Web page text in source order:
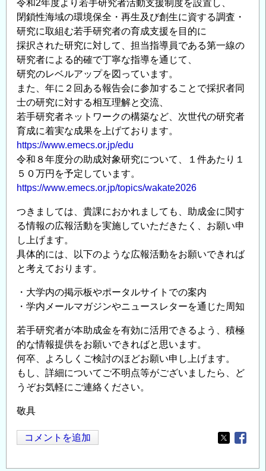
令和2年度より若手研究者活動支援制度を設置し、
閉鎖性海域の環境保全・再生及び創生に資する調査・
研究に取組む若手研究者の育成支援を目的に
採択された研究に対して、担当指導員である第一線の
研究者による的確で丁寧な指導を通じて、
研究のレベルアップを図っています。
また、年に２回ある報告会に参加することで採択者同
士の研究に対する相互理解と交流、
若手研究者ネットワークの構築など、次世代の研究者
育成に着実な成果を上げております。
https://www.emecs.or.jp/edu
令和８年度分の助成対象研究について、１件あたり１
５０万円を予定しています。
https://www.emecs.or.jp/topics/wakate2026
つきましては、貴課におかれましても、助成金に関す
る情報の広報活動を実施していただきたく、お願い申
し上げます。
具体的には、以下のような広報活動をお願いできれば
と考えております。
・大学内の掲示板やポータルサイトでの案内
・学内メールマガジンやニュースレターを通じた周知
若手研究者が本助成金を有効に活用できるよう、積極
的な情報提供をお願いできればと思います。
何卒、よろしくご検討のほどお願い申し上げます。
もし、詳細についてご不明点等がございましたら、ど
うぞお気軽にご連絡ください。
敬具
コメントを追加
Opens in